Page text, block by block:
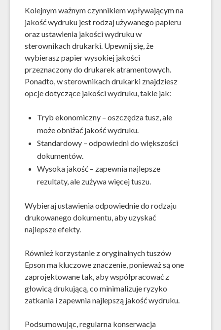
Kolejnym ważnym czynnikiem wpływającym na
jakość wydruku jest rodzaj używanego papieru
oraz ustawienia jakości wydruku w
sterownikach drukarki. Upewnij się, że
wybierasz papier wysokiej jakości
przeznaczony do drukarek atramentowych.
Ponadto, w sterownikach drukarki znajdziesz
opcje dotyczące jakości wydruku, takie jak:
Tryb ekonomiczny – oszczędza tusz, ale
może obniżać jakość wydruku.
Standardowy – odpowiedni do większości
dokumentów.
Wysoka jakość – zapewnia najlepsze
rezultaty, ale zużywa więcej tuszu.
Wybieraj ustawienia odpowiednie do rodzaju
drukowanego dokumentu, aby uzyskać
najlepsze efekty.
Również korzystanie z oryginalnych tuszów
Epson ma kluczowe znaczenie, ponieważ są one
zaprojektowane tak, aby współpracować z
głowicą drukującą, co minimalizuje ryzyko
zatkania i zapewnia najlepszą jakość wydruku.
Podsumowując, regularna konserwacja